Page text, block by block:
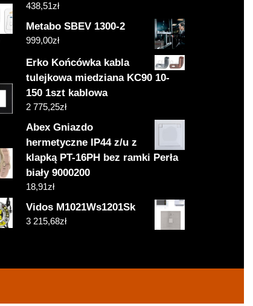
438,51zł
Metabo SBEV 1300-2
999,00zł
Erko Końcówka kabla
tulejkowa miedziana KC90 10-
150 1szt kablowa
2 775,25zł
Abex Gniazdo
hermetyczne IP44 z/u z
klapką PT-16PH bez ramki Perła
biały 9000200
18,91zł
Vidos M1021Ws1201Sk
3 215,68zł